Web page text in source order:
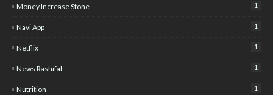
Money Increase Stone 1
Navi App 1
Netflix 1
News Rashifal 1
Nutrition 1